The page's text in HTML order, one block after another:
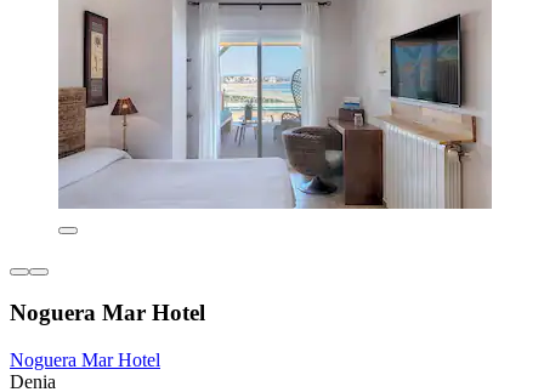
Noguera Mar Hotel
Noguera Mar Hotel
Denia